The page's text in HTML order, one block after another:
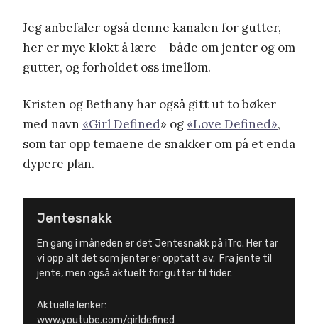
Jeg anbefaler også denne kanalen for gutter,
her er mye klokt å lære – både om jenter og om
gutter, og forholdet oss imellom.
Kristen og Bethany har også gitt ut to bøker
med navn «Girl Defined» og«Love Defined»,
som tar opp temaene de snakker om på et enda
dypere plan.
Jentesnakk
En gang i måneden er det Jentesnakk på iTro. Her tar
vi opp alt det som jenter er opptatt av. Fra jente til
jente, men også aktuelt for gutter til tider.
Aktuelle lenker:
www.youtube.com/girldefined